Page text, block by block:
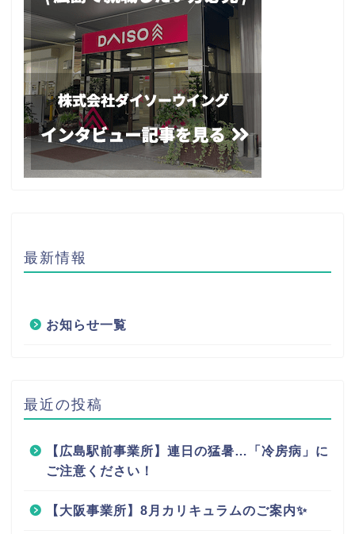
最新情報
お知らせ一覧
最近の投稿
【広島駅前事業所】連日の猛暑…「冷房病」に
ご注意ください！
【大阪事業所】8月カリキュラムのご案内✨